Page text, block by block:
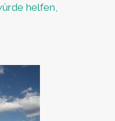
helfen,